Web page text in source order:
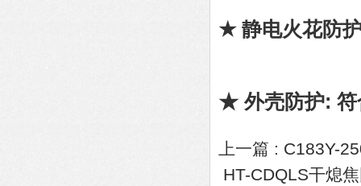
★ 静电火花防
★ 外壳防护:
上一篇 : C183Y-
HT-CDQLS干熄